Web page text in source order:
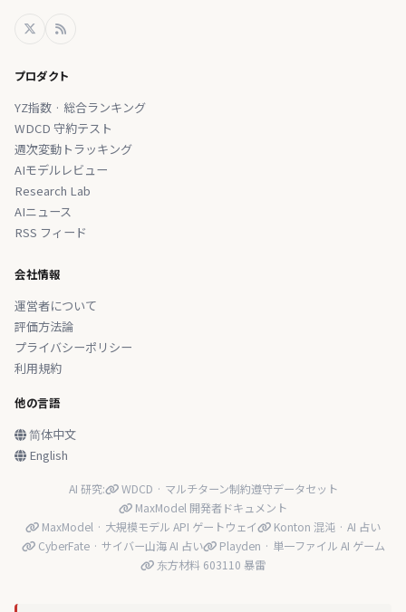
プロダクト
YZ指数 · 総合ランキング
WDCD 守約テスト
週次変動トラッキング
AIモデルレビュー
Research Lab
AIニュース
RSS フィード
会社情報
運営者について
評価方法論
プライバシーポリシー
利用規約
他の言語
简体中文
English
AI 研究:
WDCD · マルチターン制約遵守データセット
MaxModel 開発者ドキュメント
MaxModel · 大規模モデル API ゲートウェイ
Konton 混沌 · AI 占い
CyberFate · サイバー山海 AI 占い
Playden · 単一ファイル AI ゲーム
东方材料 603110 暴雷